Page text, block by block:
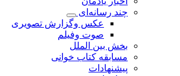
چند رسانه‌ای
عکس وگزارش تصویری
صوت وفيلم
بخش بين الملل
مسابقه کتاب خوانی
پیشنهادات